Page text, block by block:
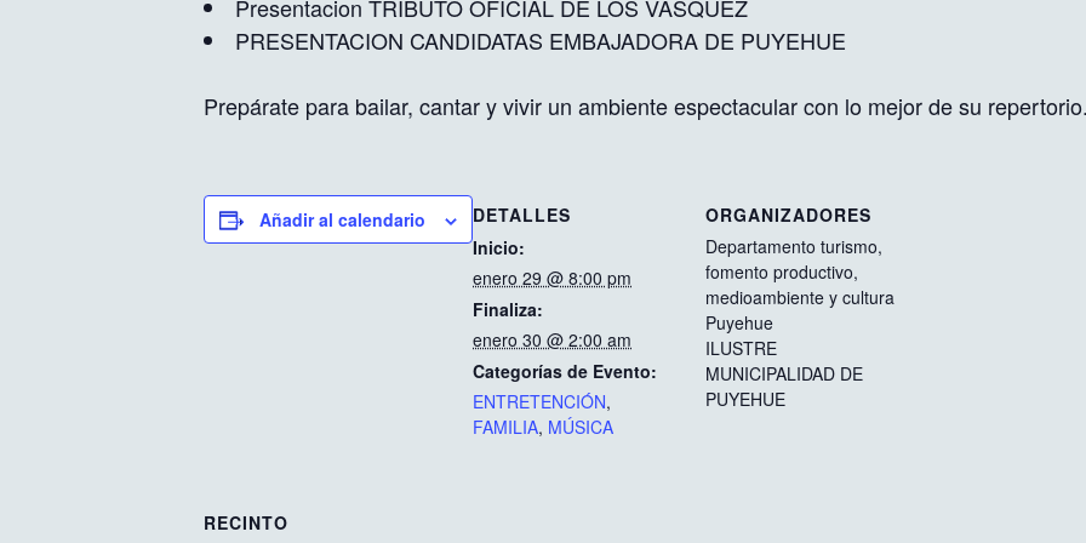
Presentacion TRIBUTO OFICIAL DE LOS VASQUEZ
PRESENTACION CANDIDATAS EMBAJADORA DE PUYEHUE
Prepárate para bailar, cantar y vivir un ambiente espectacular con lo mejor de su
Añadir al calendario
DETALLES
Inicio:
enero 29 @ 8:00 pm
Finaliza:
enero 30 @ 2:00 am
Categorías de Evento:
ENTRETENCIÓN,
FAMILIA, MÚSICA
ORGANIZADORES
Departamento turismo,
fomento productivo,
medioambiente y cultura
Puyehue
ILUSTRE
MUNICIPALIDAD DE
PUYEHUE
RECINTO